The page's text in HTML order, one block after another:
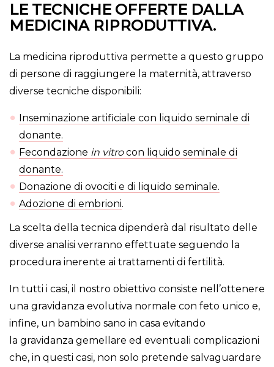
LE TECNICHE OFFERTE DALLA
MEDICINA RIPRODUTTIVA.
La medicina riproduttiva permette a questo gruppo
di persone di raggiungere la maternità, attraverso
diverse tecniche disponibili:
Inseminazione artificiale con liquido seminale di
donante.
Fecondazione in vitrocon liquido seminale di
donante.
Donazione di ovociti e di liquido seminale.
Adozione di embrioni.
La scelta della tecnica dipenderà dal risultato delle
diverse analisi verranno effettuate seguendo la
procedura inerente ai trattamenti di fertilità.
In tutti i casi, il nostro obiettivo consiste nell’ottenere
una gravidanza evolutiva normale con feto unico e,
infine, un bambino sano in casa evitando
la gravidanza gemellare ed eventuali complicazioni
che, in questi casi, non solo pretende salvaguardare